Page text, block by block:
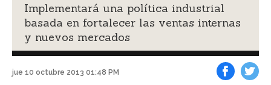
Implementará una política industrial
basada en fortalecer las ventas internas
y nuevos mercados
jue 10 octubre 2013 01:48 PM